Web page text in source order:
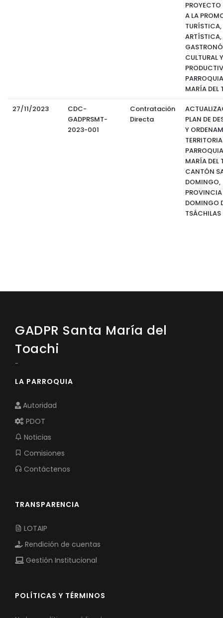
A LA
TURÍSTICA,
ARTÍSTICA,
CULTURAL Y
MARÍA DEL
27/11/2023
CDC-
GADPRSMT-
2023-001
Contratación
Directa
PLAN DE
Y
MARÍA DEL
CANTÓN
DOMINGO,
DOMINGO
TSÁCHILAS
GADPR Santa María del
Toachi
-
LA PARROQUIA
Autoridad
PDOT
Noticias
Comisiones
Contáctenos
TRANSPARENCIA
LOTAIP
Rendición de cuentas
Gestión Institucional
POLÍTICAS Y TÉRMINOS